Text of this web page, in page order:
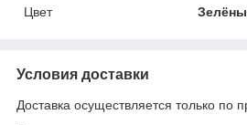
Цвет
Условия доставки
Доставка осуществляется только по